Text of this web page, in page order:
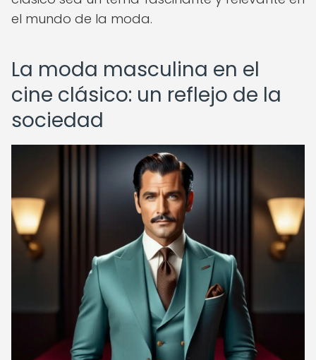
el mundo de la moda.
La moda masculina en el
cine clásico: un reflejo de la
sociedad